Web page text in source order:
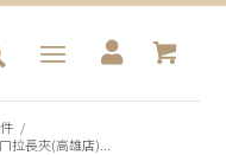
/
拉長夾(高雄店)...